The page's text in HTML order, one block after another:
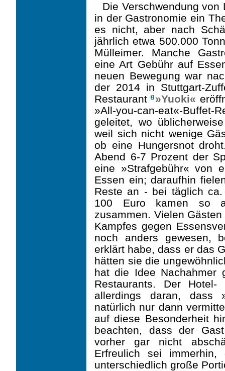
Die Verschwendung
in der Gastronomie ein
es nicht, aber nach
jähr­lich etwa 500.000
Mülleimer. Manche
eine Art Gebühr auf
neuen Bewegung war
der 2014 in Stuttgart-
Restaurant »Yuoki«
»All-you-can-eat«-
geleitet, wo
weil sich nicht wenige
ob eine Hungersnot
Abend 6-7 Prozent der
eine »Strafgebühr« von
Essen ein; daraufhin
Reste an - bei täglich
100 Euro kamen so
zusammen. Vielen
Kampfes gegen
noch anders gewesen,
erklärt habe, dass er das
hätten sie die
hat die Idee Nachahmer
Restaurants. Der Hotel-
aller­dings daran, dass
natürlich nur dann
auf diese Besonderheit
beachten, dass der
vorher gar nicht
Erfreulich sei immerhin,
unterschiedlich große